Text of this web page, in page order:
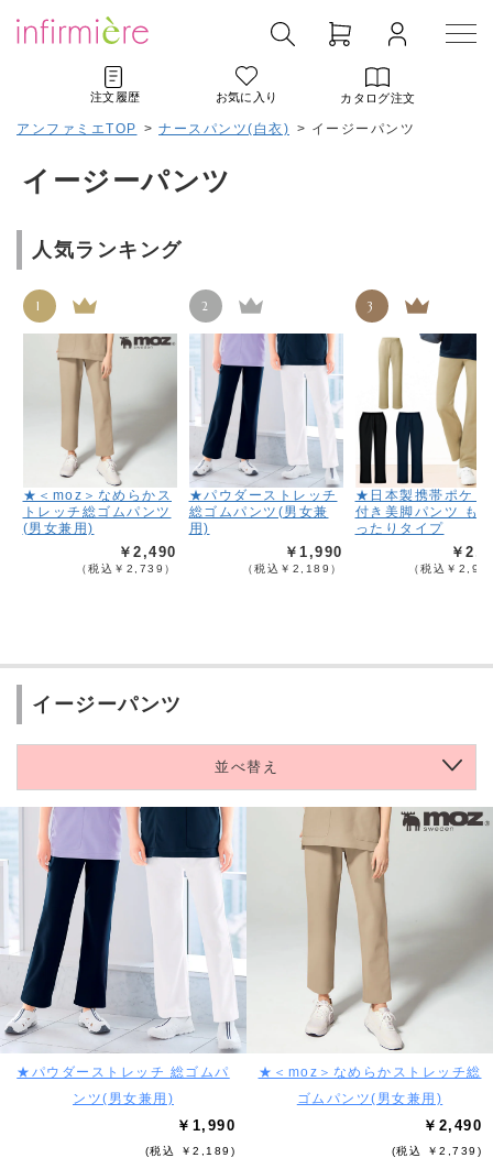
注文履歴 お気に入り カタログ注文
アンファミエTOP > ナースパンツ(白衣) > イージーパンツ
イージーパンツ
人気ランキング
1
★＜moz＞なめらかス
トレッチ総ゴムパンツ
(男女兼用)
￥2,490
（税込￥2,739）
2
★パウダーストレッチ
総ゴムパンツ(男女兼
用)
￥1,990
（税込￥2,189）
3
★日本製携帯ポケッ
付き美脚パンツ も
ったりタイプ
￥
（税込￥
イージーパンツ
並べ替え
★パウダーストレッチ 総ゴムパ
ンツ(男女兼用)
￥1,990
(税込 ￥2,189)
★＜moz＞なめらかストレッチ総
ゴムパンツ(男女兼用)
￥2,490
(税込 ￥2,739)